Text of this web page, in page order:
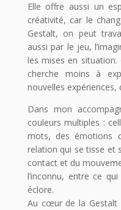
Elle offre aussi un
créativité, car le
Gestalt, on peut
aussi par le jeu,
les mises en situation.
cherche moins à
nouvelles expériences,
Dans mon
couleurs multiples :
mots, des émotions
relation qui se tisse et
contact et du
l’inconnu, entre ce
éclore.
Au cœur de la Gestalt